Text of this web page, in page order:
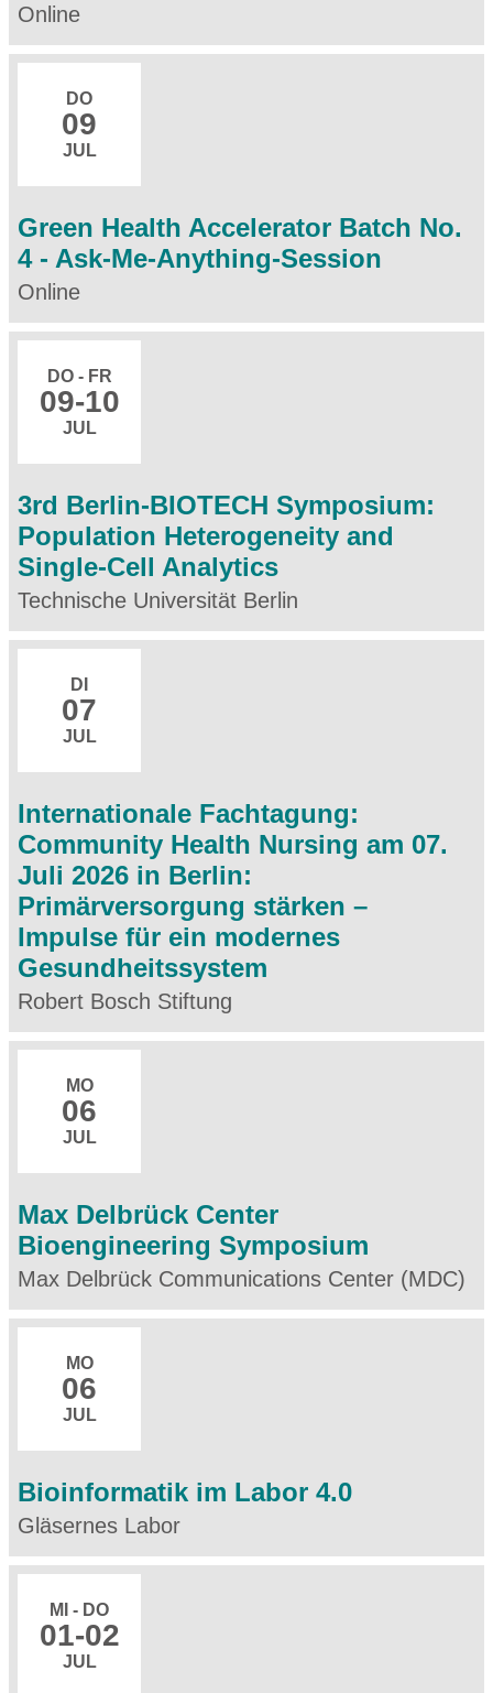
Online
DO
09
JUL
Green Health Accelerator Batch No.
4 - Ask-Me-Anything-Session
Online
DO - FR
09-10
JUL
3rd Berlin-BIOTECH Symposium:
Population Heterogeneity and
Single-Cell Analytics
Technische Universität Berlin
DI
07
JUL
Internationale Fachtagung:
Community Health Nursing am 07.
Juli 2026 in Berlin:
Primärversorgung stärken –
Impulse für ein modernes
Gesundheitssystem
Robert Bosch Stiftung
MO
06
JUL
Max Delbrück Center
Bioengineering Symposium
Max Delbrück Communications Center (MDC)
MO
06
JUL
Bioinformatik im Labor 4.0
Gläsernes Labor
MI - DO
01-02
JUL